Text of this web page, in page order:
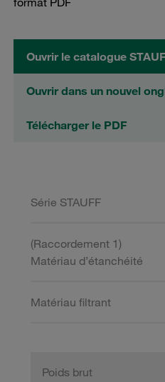
Ouvrir le catalogue
Ouvrir dans un nouvel
Télécharger le PDF
Série STAUFF
(Raccordement 1)
Matériau d’étanchéité
Matériau filtrant
Poids brut